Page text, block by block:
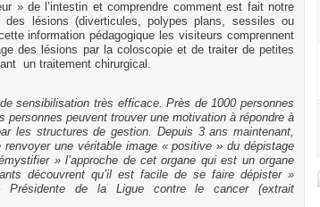
» de l’intestin et comprendre comment est fait notre
lésions (diverticules, polypes plans, sessiles ou
information pédagogique les visiteurs comprennent
des lésions par la coloscopie et de traiter de petites
un traitement chirurgical.
sensibilisation très efficace. Près de 1000 personnes
peuvent trouver une motivation à répondre à
les structures de gestion. Depuis 3 ans maintenant,
une véritable image « positive » du dépistage
» l’approche de cet organe qui est un organe
découvrent qu’il est facile de se faire dépister »
Présidente de la Ligue contre le cancer (extrait